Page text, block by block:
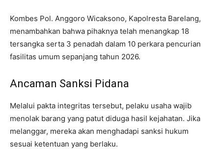
Kombes Pol. Anggoro Wicaksono, Kapolresta Barelang,
menambahkan bahwa pihaknya telah menangkap 18
tersangka serta 3 penadah dalam 10 perkara pencurian
fasilitas umum sepanjang tahun 2026.
Ancaman Sanksi Pidana
Melalui pakta integritas tersebut, pelaku usaha wajib
menolak barang yang patut diduga hasil kejahatan. Jika
melanggar, mereka akan menghadapi sanksi hukum
sesuai ketentuan yang berlaku.